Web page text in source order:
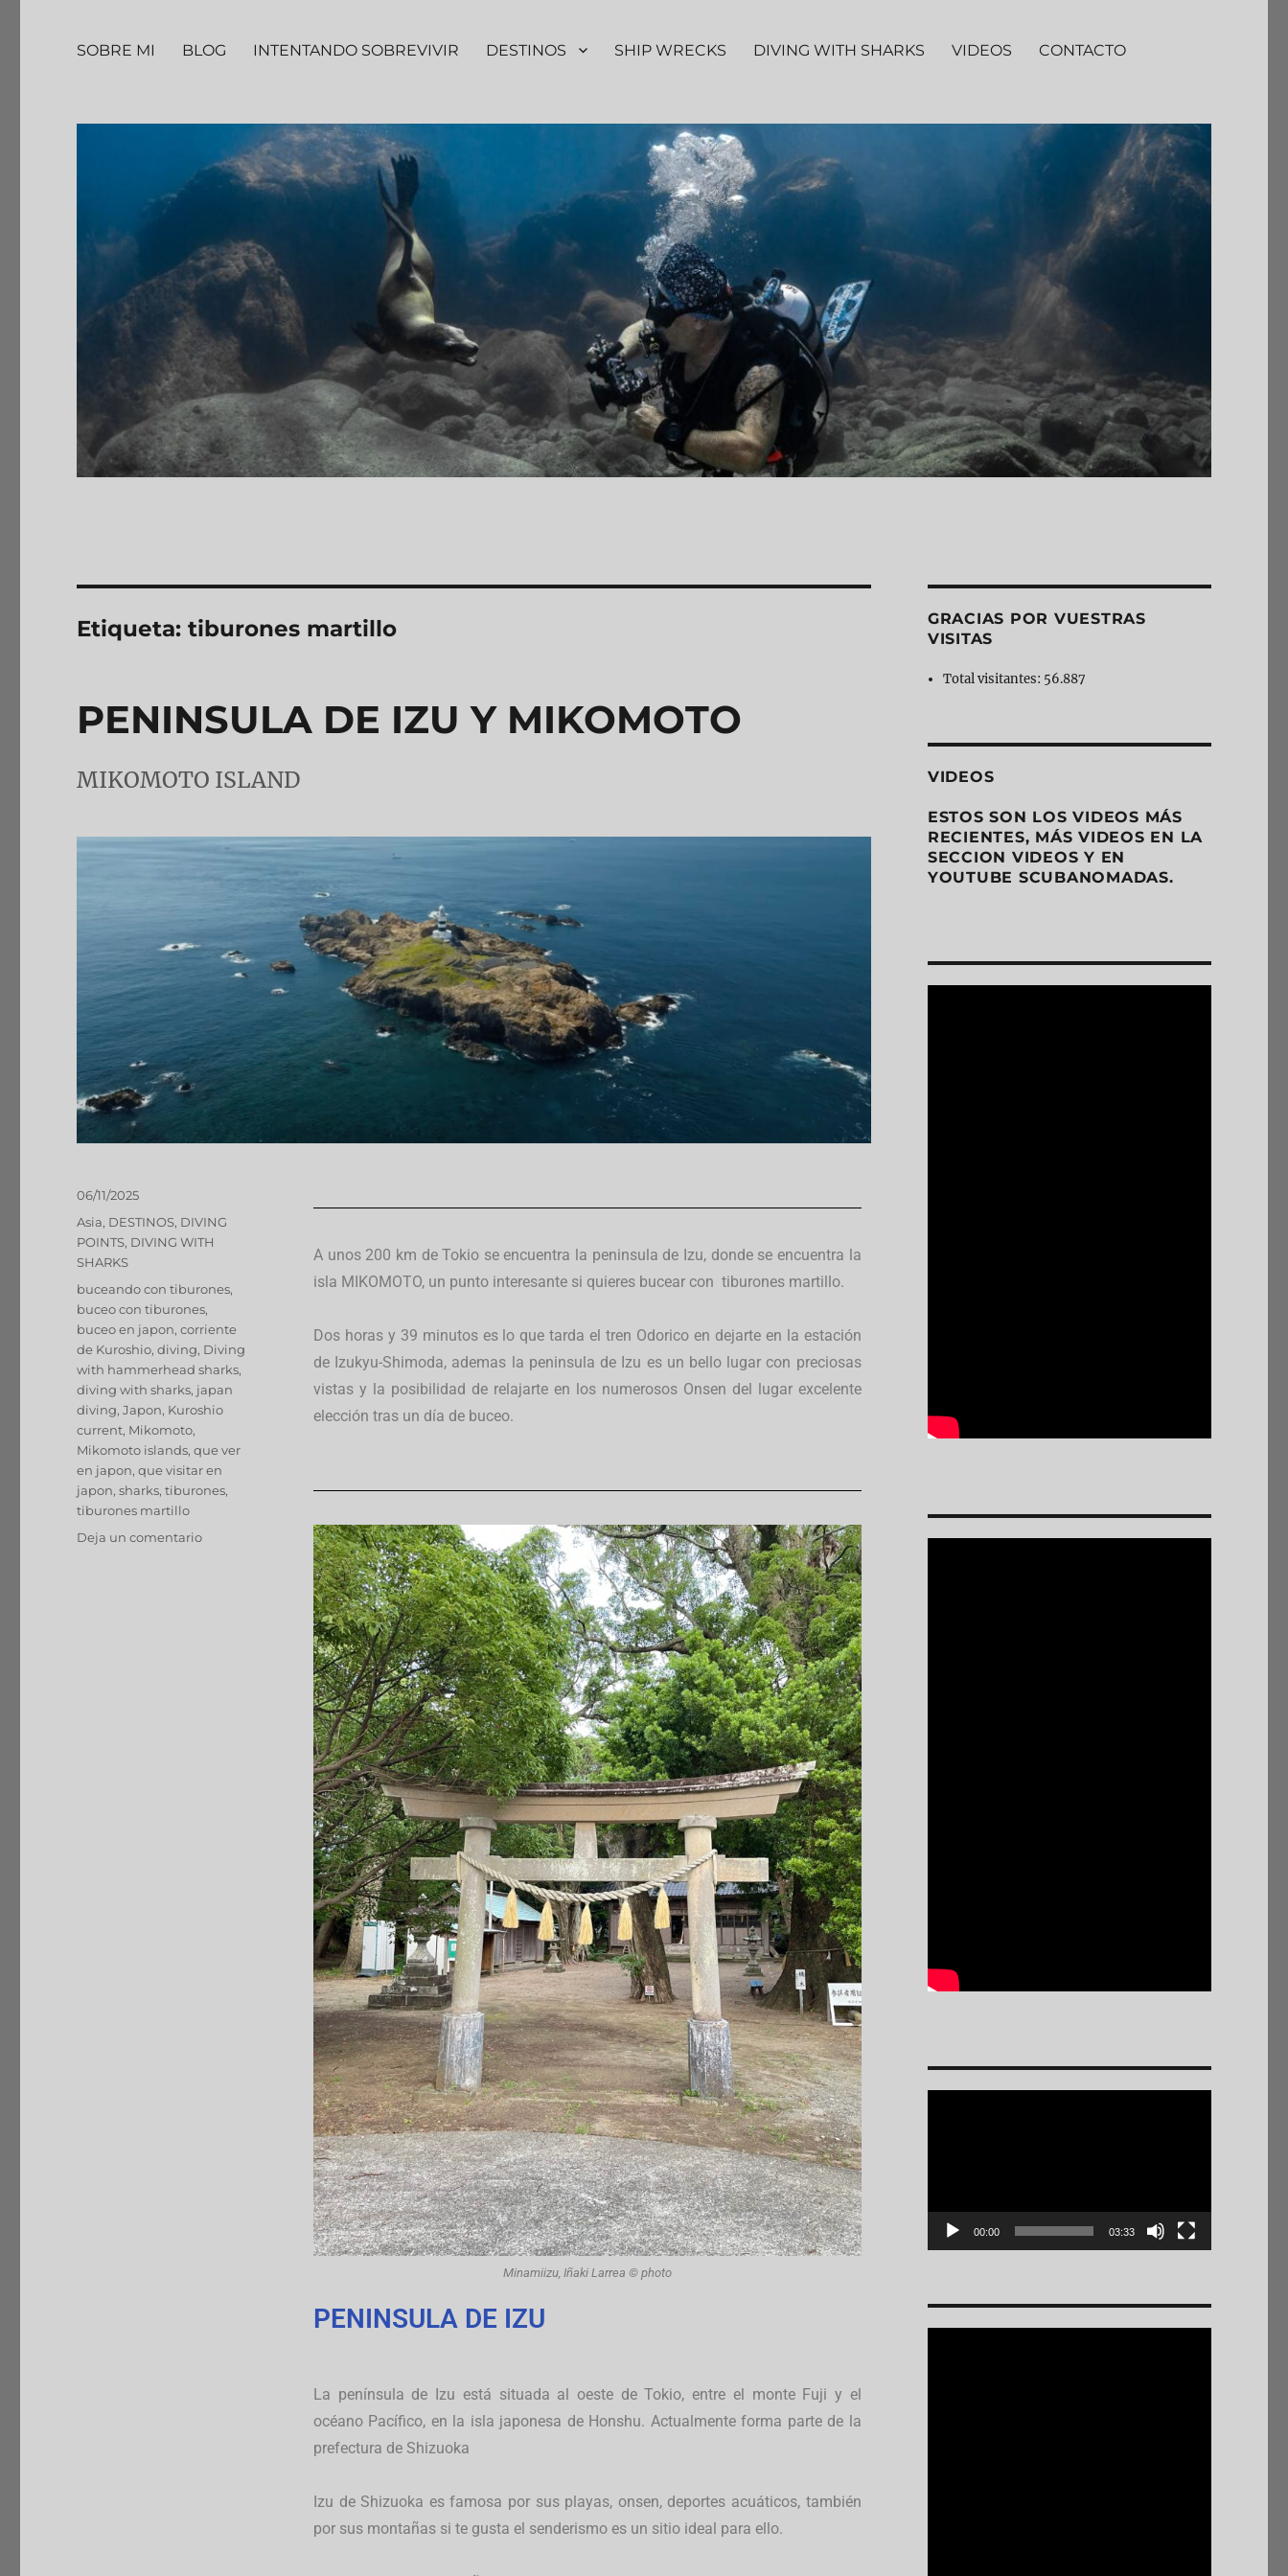
SOBRE MI BLOG INTENTANDO SOBREVIVIR DESTINOS SHIP WRECKS DIVING WITH SHARKS VIDEOS CONTACTO
Etiqueta:tiburones martillo
PENINSULA DE IZU Y MIKOMOTO
MIKOMOTO ISLAND
A unos 200 km de Tokio se encuentra la peninsula de Izu, donde se encuentra la
isla MIKOMOTO, un punto interesante si quieres bucear con tiburones martillo.
Dos horas y 39 minutos es lo que tarda el tren Odorico en dejarte en la estación
de Izukyu-Shimoda, ademas la peninsula de Izu es un bello lugar con preciosas
vistas y la posibilidad de relajarte en los numerosos Onsen del lugar excelente
elección tras un día de buceo.
Minamiizu, Iñaki Larrea © photo
PENINSULA DE IZU
La península de Izu está situada al oeste de Tokio, entre el monte Fuji y el
océano Pacífico, en la isla japonesa de Honshu. Actualmente forma parte de la
prefectura de Shizuoka
Izu de Shizuoka es famosa por sus playas, onsen, deportes acuáticos, también
por sus montañas si te gusta el senderismo es un sitio ideal para ello.
06/11/2025
Asia, DESTINOS, DIVING
POINTS, DIVING WITH
SHARKS
buceando con tiburones,
buceo con tiburones,
buceo en japon,corriente
de Kuroshio,diving, Diving
with hammerhead sharks,
diving with sharks, japan
diving,Japon, Kuroshio
current, Mikomoto,
Mikomoto islands,que ver
en japon,que visitar en
japon,sharks,tiburones,
tiburones martillo
Deja un comentario
GRACIAS POR VUESTRAS
VISITAS
Total visitantes: 56.887
VIDEOS
ESTOS SON LOS VIDEOS MÁS
RECIENTES, MÁS VIDEOS EN LA
SECCION VIDEOS Y EN
YOUTUBE SCUBANOMADAS.
00:00 03:33